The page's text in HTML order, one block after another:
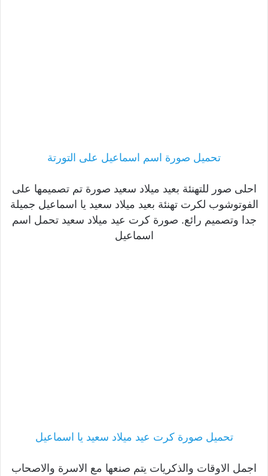
تحميل صورة اسم اسماعيل على التورتة
احلى صور للتهنئة بعيد ميلاد سعيد صورة تم تصميمها على
الفوتوشوب لكرت تهنئة بعيد ميلاد سعيد يا اسماعيل جميلة
جدا وتصميم رائع. صورة كرت عيد ميلاد سعيد تحمل اسم
اسماعيل
تحميل صورة كرت عيد ميلاد سعيد يا اسماعيل
اجمل الاوقات والذكريات يتم صنعها مع الاسرة والاصحاب